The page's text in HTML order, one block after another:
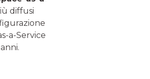
diffusi
a-Service